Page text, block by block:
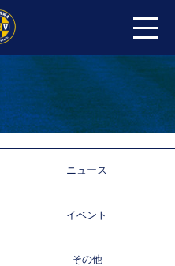
ニュース
イベント
その他